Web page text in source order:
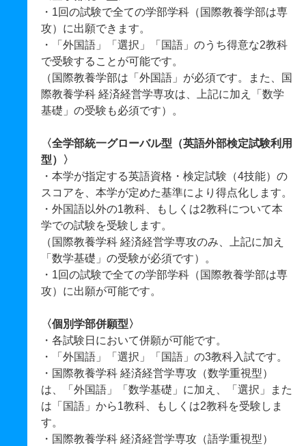
・1回の試験で全ての学部学科（国際教養学部は専
攻）に出願できます。
・「外国語」「選択」「国語」のうち得意な2教科
で受験することが可能です。
（国際教養学部は「外国語」が必須です。また、国
際教養学科 経済経営学専攻は、上記に加え「数学
基礎」の受験も必須です）。
〈全学部統一グローバル型（英語外部検定試験利用
型）〉
・本学が指定する英語資格・検定試験（4技能）の
スコアを、本学が定めた基準により得点化します。
・外国語以外の1教科、もしくは2教科について本
学での試験を受験します。
（国際教養学科 経済経営学専攻のみ、上記に加え
「数学基礎」の受験が必須です）。
・1回の試験で全ての学部学科（国際教養学部は専
攻）に出願が可能です。
〈個別学部併願型〉
・各試験日において併願が可能です。
・「外国語」「選択」「国語」の3教科入試です。
・国際教養学科 経済経営学専攻（数学重視型）
は、「外国語」「数学基礎」に加え、「選択」また
は「国語」から1教科、もしくは2教科を受験しま
す。
・国際教養学科 経済経営学専攻（語学重視型）